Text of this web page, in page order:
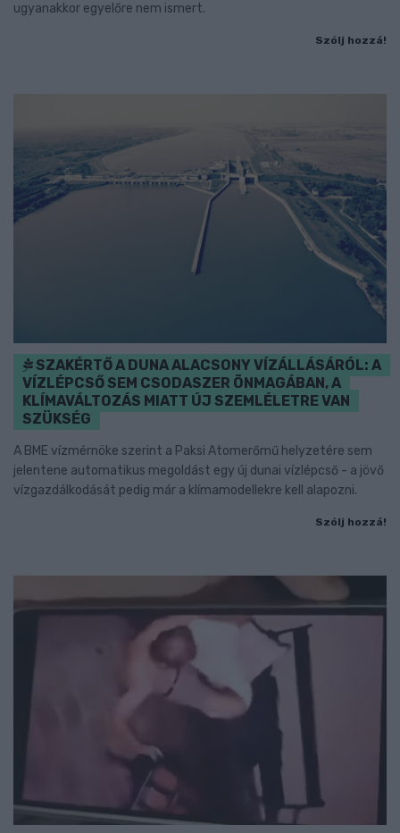
ugyanakkor egyelőre nem ismert.
Szólj hozzá!
SZAKÉRTŐ A DUNA ALACSONY VÍZÁLLÁSÁRÓL: A
VÍZLÉPCSŐ SEM CSODASZER ÖNMAGÁBAN, A
KLÍMAVÁLTOZÁS MIATT ÚJ SZEMLÉLETRE VAN
SZÜKSÉG
A BME vízmérnöke szerint a Paksi Atomerőmű helyzetére sem
jelentene automatikus megoldást egy új dunai vízlépcső - a jövő
vízgazdálkodását pedig már a klímamodellekre kell alapozni.
Szólj hozzá!